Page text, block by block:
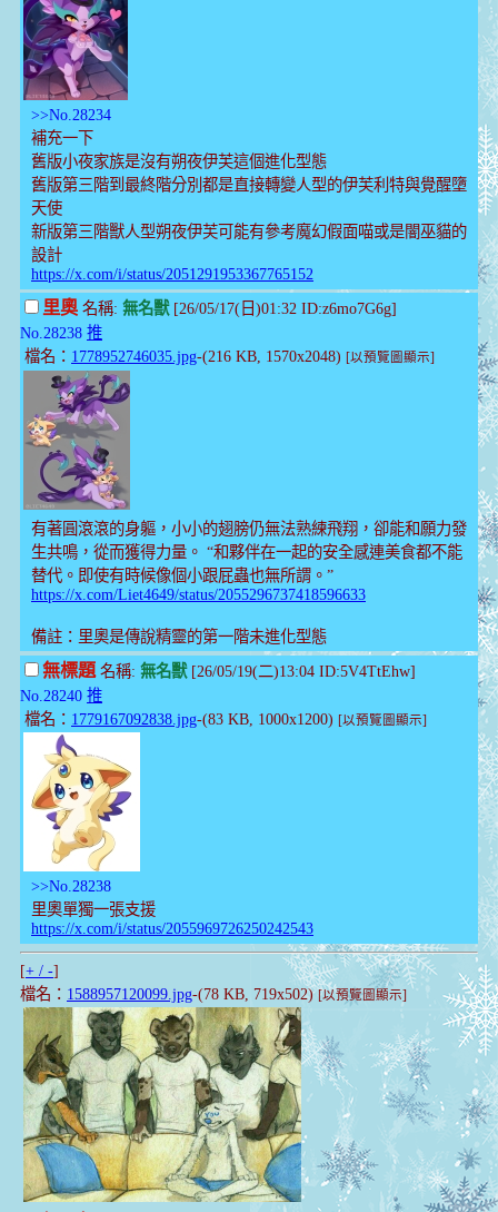
>>No.28234
補充一下
舊版小夜家族是沒有朔夜伊芙這個進化型態
舊版第三階到最終階分別都是直接轉變人型的伊芙利特與覺醒墮
天使
新版第三階獸人型朔夜伊芙可能有參考魔幻假面喵或是闇巫貓的
設計
https://x.com/i/status/2051291953367765152
里奧 名稱: 無名獸[26/05/17(日)01:32 ID:z6mo7G6g]
No.28238 推
檔名： 1778952746035.jpg-(216 KB, 1570x2048) [以預覽圖顯示]
有著圓滾滾的身軀，小小的翅膀仍無法熟練飛翔，卻能和願力發
生共鳴，從而獲得力量。 “和夥伴在一起的安全感連美食都不能
替代。即使有時候像個小跟屁蟲也無所謂。”
https://x.com/Liet4649/status/2055296737418596633
備註：里奧是傳說精靈的第一階未進化型態
無標題名稱: 無名獸[26/05/19(二)13:04 ID:5V4TtEhw]
No.28240 推
檔名： 1779167092838.jpg-(83 KB, 1000x1200) [以預覽圖顯示]
>>No.28238
里奧單獨一張支援
https://x.com/i/status/2055969726250242543
[+ / -]
檔名： 1588957120099.jpg-(78 KB, 719x502)[以預覽圖顯示]